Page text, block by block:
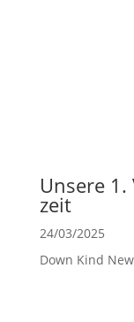
Unsere
zeit
24/03/2025
Down Kind